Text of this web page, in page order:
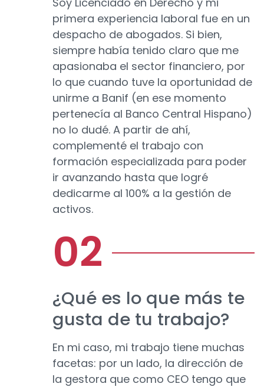
primera experiencia laboral fue en un
despacho de abogados. Si bien,
siempre había tenido claro que me
apasionaba el sector financiero, por
lo que cuando tuve la oportunidad de
unirme a Banif (en ese momento
pertenecía al Banco Central Hispano)
no lo dudé. A partir de ahí,
complementé el trabajo con
formación especializada para poder
ir avanzando hasta que logré
dedicarme al 100% a la gestión de
activos.
¿Qué es lo que más te
gusta de tu trabajo?
En mi caso, mi trabajo tiene muchas
facetas: por un lado, la dirección de
la gestora que como CEO tengo que